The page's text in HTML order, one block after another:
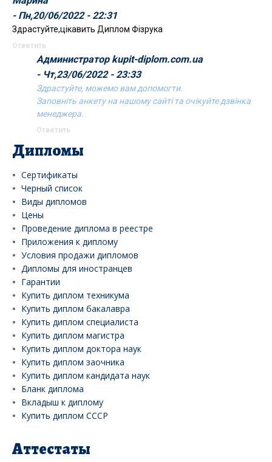
- Пн,20/06/2022 - 22:31
Здрастуйте,цікавить Диплом Фізрука
Ответить
Администратор kupit-diplom.com.ua
- Чт,23/06/2022 - 23:33
Здрастуйте, можемо вам допомогти.
Заповніть анкету на нашому сайті та очікуйте дзвінка
менеджера.
Ответить
Дипломы
Сертификаты
Черный список
Виды дипломов
Цены
Проведение диплома в реестре
Приложения к диплому
Условия продажи дипломов
Дипломы для иностранцев
Гарантии
Купить диплом техникума
Купить диплом бакалавра
Купить диплом специалиста
Купить диплом магистра
Купить диплом доктора наук
Купить диплом заочника
Купить диплом кандидата наук
Бланк диплома
Вкладыш к диплому
Купить диплом СССР
Аттестаты